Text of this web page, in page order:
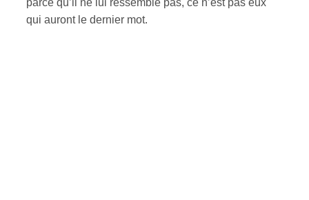
parce qu’il ne lui ressemble pas, ce n’est pas eux
qui auront le dernier mot.